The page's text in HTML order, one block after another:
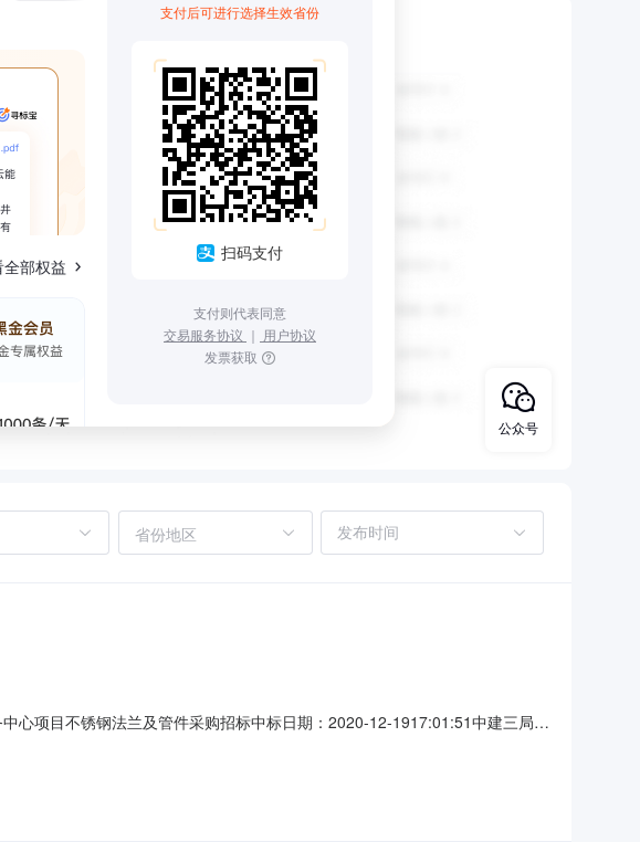
部权益
支付后可进行选择生效省份
扫码支付
支付则代表同意
交易服务协议 ｜ 用户协议
发票获取
省份地区
心项目不锈钢法兰及管件采购招标中标日期：2020-12-1917:01:51中建三局第
公众号